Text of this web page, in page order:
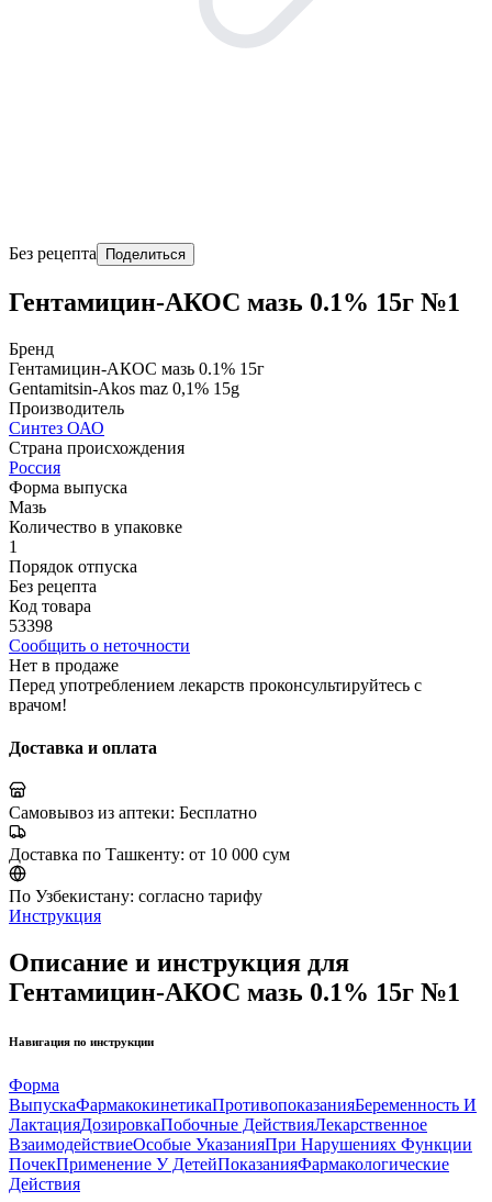
Без рецепта Поделиться
Гентамицин-АКОС мазь 0.1% 15г №1
Бренд
Гентамицин-АКОС мазь 0.1% 15г
Gentamitsin-Akos maz 0,1% 15g
Производитель
Синтез ОАО
Страна происхождения
Россия
Форма выпуска
Мазь
Количество в упаковке
1
Порядок отпуска
Без рецепта
Код товара
53398
Сообщить о неточности
Нет в продаже
Перед употреблением лекарств проконсультируйтесь с
врачом!
Доставка и оплата
Самовывоз из аптеки: Бесплатно
Доставка по Ташкенту: от 10 000 сум
По Узбекистану: согласно тарифу
Инструкция
Описание и инструкция для
Гентамицин-АКОС мазь 0.1% 15г №1
Навигация по инструкции
Форма
ВыпускаФармакокинетикаПротивопоказанияБеременность И
ЛактацияДозировкаПобочные ДействияЛекарственное
ВзаимодействиеОсобые УказанияПри Нарушениях Функции
ПочекПрименение У ДетейПоказанияФармакологические
Действия